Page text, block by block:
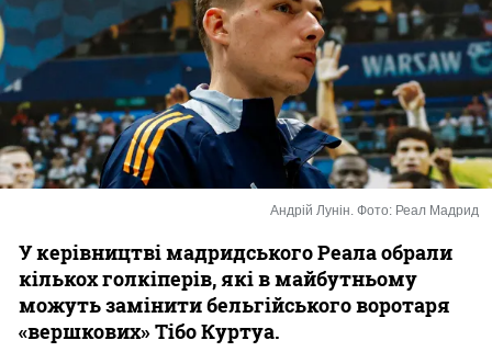
Різне
Букмекери
Казино
Андрій Лунін. Фото: Реал Мадрид
У керівництві мадридського Реала обрали
кількох голкіперів, які в майбутньому
можуть замінити бельгійського воротаря
«вершкових» Тібо Куртуа.